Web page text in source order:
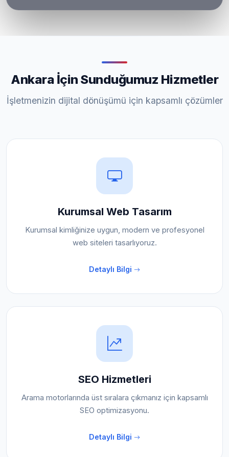
Ankara İçin Sunduğumuz Hizmetler
İşletmenizin dijital dönüşümü için kapsamlı çözümler
Kurumsal Web Tasarım
Kurumsal kimliğinize uygun, modern ve profesyonel
web siteleri tasarlıyoruz.
Detaylı Bilgi
SEO Hizmetleri
Arama motorlarında üst sıralara çıkmanız için kapsamlı
SEO optimizasyonu.
Detaylı Bilgi